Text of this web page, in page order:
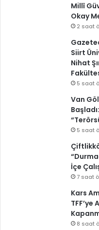
Millî
Okay
2 saat
Siirt
Nihat
5 saat
Van
5 saat
İçe
7 saat
Kars
TFF’ye
8 saat